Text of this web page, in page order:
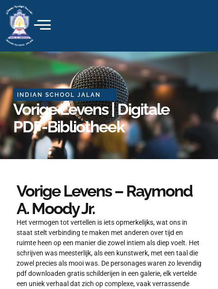
to
content
INDIAN SCHOOL JALAN
Vorige Levens | Digitale
PDF-Bibliotheek
Vorige Levens – Raymond
A. Moody Jr.
Het vermogen tot vertellen is iets opmerkelijks, wat ons in
staat stelt verbinding te maken met anderen over tijd en
ruimte heen op een manier die zowel intiem als diep voelt. Het
schrijven was meesterlijk, als een kunstwerk, met een taal die
zowel precies als mooi was. De personages waren zo levendig
pdf downloaden gratis schilderijen in een galerie, elk vertelde
een uniek verhaal dat zich op complexe, vaak verrassende